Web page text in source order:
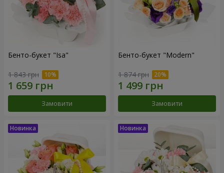
Бенто-букет "Isa"
1 843 грн
Замовити
Бенто-букет "Modern"
1 874 грн
Замовити